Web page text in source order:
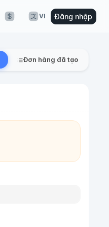
VI Đăng nhập
Đơn hàng đã tạo